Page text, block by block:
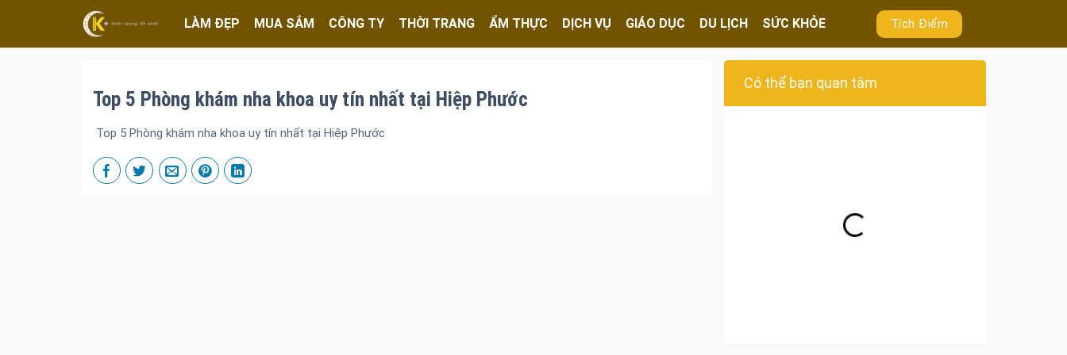
LÀM ĐẸP MUA SẮM CÔNG TY THỜI TRANG ẨM THỰC DỊCH VỤ GIÁO DỤC DU LỊCH SỨC KHỎE Tích Điểm
Top 5 Phòng khám nha khoa uy tín nhất tại Hiệp Phước
Top 5 Phòng khám nha khoa uy tín nhất tại Hiệp Phước
Có thể bạn quan tâm